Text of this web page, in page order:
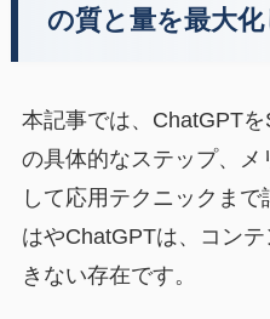
の質と量を最大化
本記事では、ChatGPT
の具体的なステップ、
して応用テクニックま
はやChatGPTは、コン
きない存在です。